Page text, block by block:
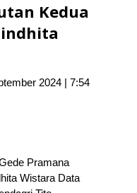
Kedua
2024 | 7:54
Pramana
Wistara Data